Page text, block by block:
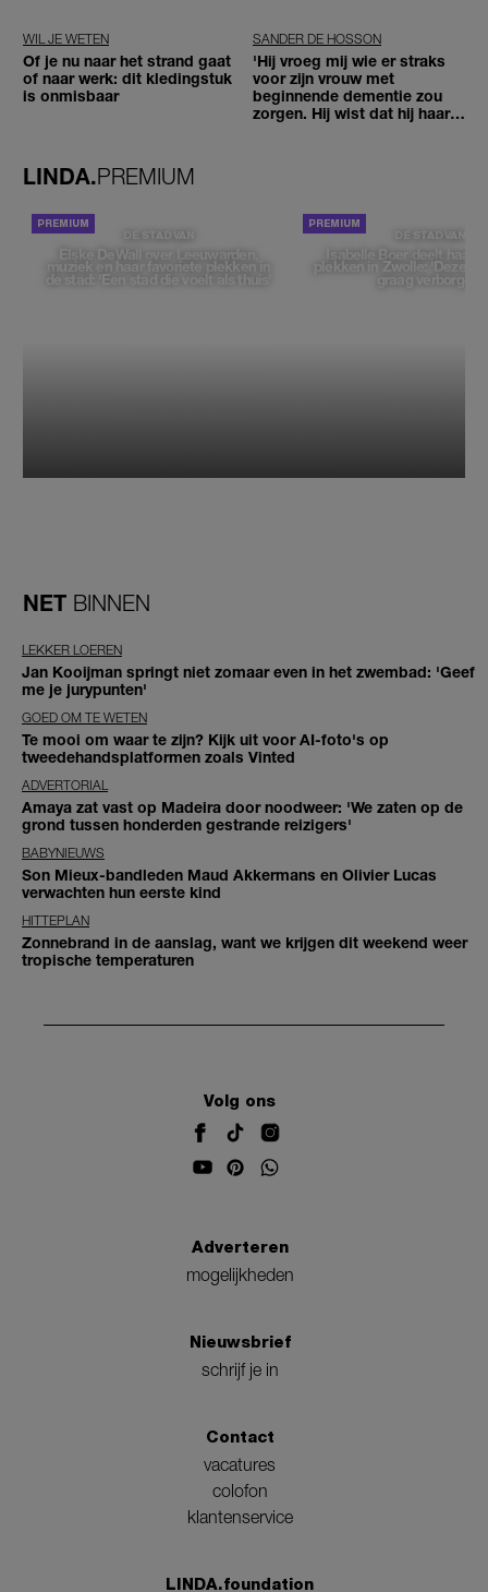
WIL JE WETEN
Of je nu naar het strand gaat
of naar werk: dit kledingstuk
is onmisbaar
SANDER DE HOSSON
'Hij vroeg mij wie er straks
voor zijn vrouw met
beginnende dementie zou
zorgen. Hij wist dat hij haar
LINDA.PREMIUM
DE STAD VAN
Elske DeWall over Leeuwarden,
muziek en haar favoriete plekken in
de stad: 'Een stad die voelt als thuis'
DE STAD VAN
Isabelle Boer deelt haar
plekken in Zwolle: 'Deze
graag verborgen'
NET BINNEN
LEKKER LOEREN
Jan Kooijman springt niet zomaar even in het zwembad: 'Geef
me je jurypunten'
GOED OM TE WETEN
Te mooi om waar te zijn? Kijk uit voor AI-foto's op
tweedehandsplatformen zoals Vinted
ADVERTORIAL
Amaya zat vast op Madeira door noodweer: 'We zaten op de
grond tussen honderden gestrande reizigers'
BABYNIEUWS
Son Mieux-bandleden Maud Akkermans en Olivier Lucas
verwachten hun eerste kind
HITTEPLAN
Zonnebrand in de aanslag, want we krijgen dit weekend weer
tropische temperaturen
Volg ons
Adverteren
mogelijkheden
Nieuwsbrief
schrijf je in
Contact
vacatures
colofon
klantenservice
LINDA.foundation